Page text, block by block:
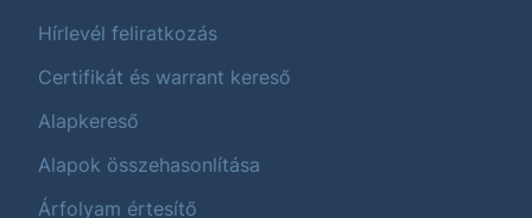
Hírlevél feliratkozás
Certifikát és warrant kereső
Alapkereső
Alapok összehasonlítása
Árfolyam értesítő